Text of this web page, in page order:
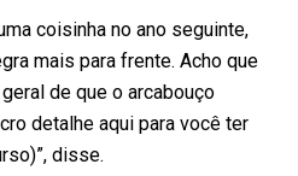
coisinha no ano seguinte,
mais para frente. Acho que
de que o arcabouço
detalhe aqui para você ter
disse.